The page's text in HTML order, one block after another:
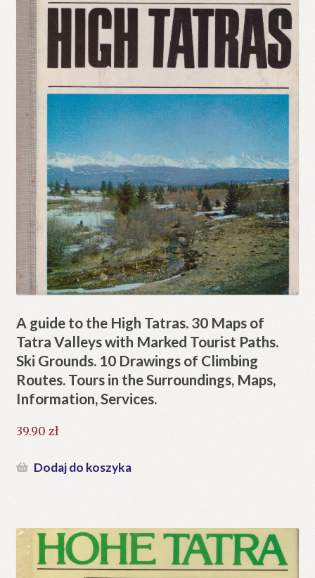
A guide to the High Tatras. 30 Maps of
Tatra Valleys with Marked Tourist Paths.
Ski Grounds. 10 Drawings of Climbing
Routes. Tours in the Surroundings, Maps,
Information, Services.
39.90 zł
Dodaj do koszyka